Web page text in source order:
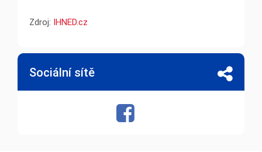
Zdroj: IHNED.cz
Sociální sítě